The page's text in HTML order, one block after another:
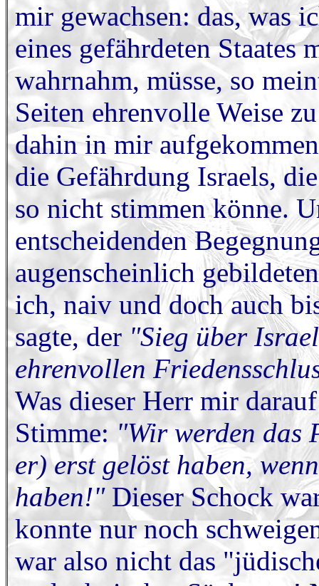
mir gewachsen: das, was
eines gefährdeten Staates
wahrnahm, müsse, so
Seiten ehrenvolle Weise
dahin in mir
die Gefährdung Israels,
so nicht stimmen könne.
entscheidenden
augenscheinlich
ich, naiv und doch auch
sagte, der "Sieg über
ehrenvollen
Was dieser Herr mir
Stimme: "Wir werden das
er) erst gelöst haben,
haben!" Dieser Schock
konnte nur noch
war also nicht das